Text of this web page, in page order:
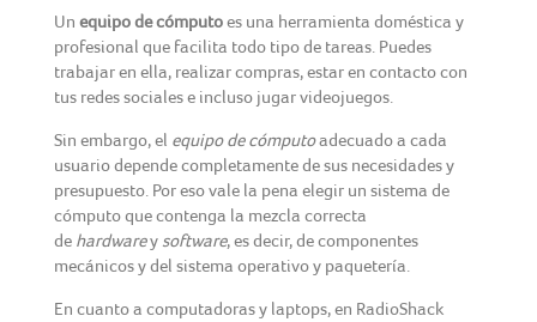
Un equipo de cómputoes una herramienta doméstica y
profesional que facilita todo tipo de tareas. Puedes
trabajar en ella, realizar compras, estar en contacto con
tus redes sociales e incluso jugar videojuegos.
Sin embargo, el equipo de cómputoadecuado a cada
usuario depende completamente de sus necesidades y
presupuesto. Por eso vale la pena elegir un sistema de
cómputo que contenga la mezcla correcta
de hardwarey software, es decir, de componentes
mecánicos y del sistema operativo y paquetería.
En cuanto a computadoras y laptops, en RadioShack